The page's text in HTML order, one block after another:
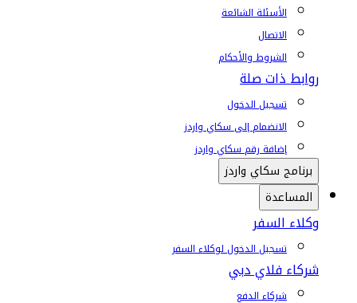
الأسئلة الشائعة
الاتصال
الشروط والأحكام
روابط ذات صلة
تسجيل الدخول
الانضمام إلى سكاي واردز
إضافة رقم سكاي واردز
برنامج سكاي واردز
المساعدة
وكلاء السفر
تسجيل الدخول لوكلاء السفر
شركاء فلاي دبي
شركاء الدفع